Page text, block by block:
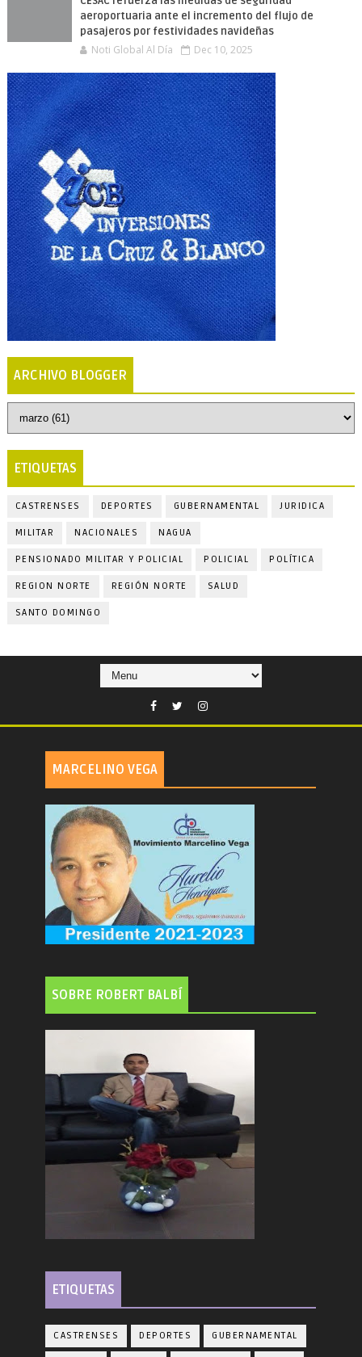
aeroportuaria ante el incremento del flujo de
pasajeros por festividades navideñas
Noti Global Al Día Dec 10, 2025
ARCHIVO BLOGGER
ETIQUETAS
CASTRENSES DEPORTES GUBERNAMENTAL JURIDICA
MILITAR NACIONALES NAGUA
PENSIONADO MILITAR Y POLICIAL POLICIAL POLÍTICA
REGION NORTE REGIÓN NORTE SALUD
SANTO DOMINGO
MARCELINO VEGA
SOBRE ROBERT BALBÍ
ETIQUETAS
CASTRENSES DEPORTES GUBERNAMENTAL